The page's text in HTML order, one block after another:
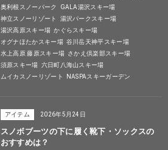
奥利根スノーパーク
GALA湯沢スキー場
神立スノーリゾート
湯沢パークスキー場
湯沢高原スキー場 かぐらスキー場
オグナほたかスキー場 谷川岳天神平スキー場
水上高原 藤原スキー場 さかえ倶楽部スキー場
須原スキー場 六日町八海山スキー場
ムイカスノーリゾート
NASPAスキーガーデン
アイテム 2026年5月24日
スノボブーツの下に履く靴下・ソックスの
おすすめは？